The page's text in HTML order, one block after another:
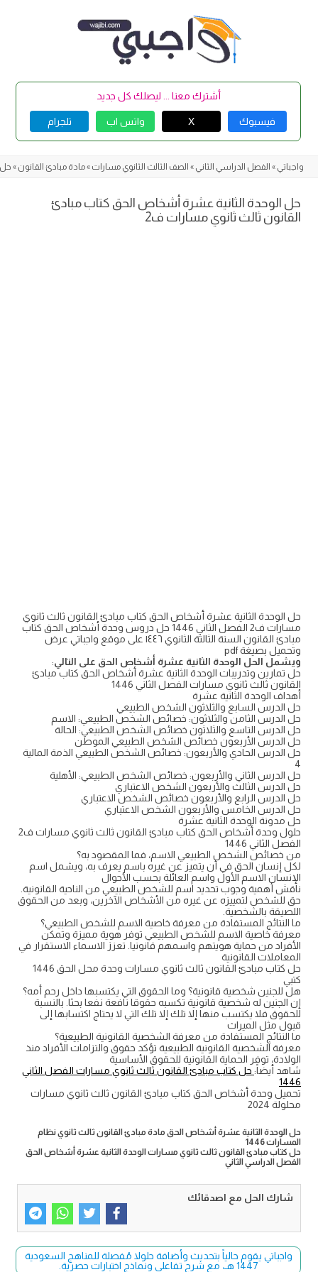
أشترك معنا ... ليصلك كل جديد
فيسبوك X واتس اب تلجرام
واجباتي » الفصل الدراسي الثاني » الصف الثالث الثانوي مسارات »مادة مبادئ القانون » حل
حل الوحدة الثانية عشرة أشخاص الحق كتاب مبادئ
القانون ثالث ثانوي مسارات ف2
حل الوحدة الثانية عشرة أشخاص الحق كتاب مبادئ القانون ثالث ثانوي
مسارات ف2 الفصل الثاني 1446 حل دروس وحدة أشخاص الحق كتاب
مبادئ القانون السنة الثالثة الثانوي ١٤٤٦ على موقع واجباتي عرض
وتحميل بصيغة pdf
ويشمل الحل الوحدة الثانية عشرة أشخاص الحق على التالي:
حل تمارين وتدريبات الوحدة الثانية عشرة أشخاص الحق كتاب مبادئ
القانون ثالث ثانوي مسارات الفصل الثاني 1446
أهداف الوحدة الثانية عشرة
حل الدرس السابع والثلاثون الشخص الطبيعي
حل الدرس الثامن والثلاثون: خصائص الشخص الطبيعي: الاسم
حل الدرس التاسع والثلاثون خصائص الشخص الطبيعي: الحالة
حل الدرس الأربعون خصائص الشخص الطبيعي الموطن
حل الدرس الحادي والأربعون: خصائص الشخص الطبيعي الذمة المالية
4
حل الدرس الثاني والأربعون: خصائص الشخص الطبيعي: الأهلية
حل الدرس الثالث والأربعون الشخص الاعتباري
حل الدرس الرابع والأربعون خصائص الشخص الاعتباري
حل الدرس الخامس والأربعون الشخص الاعتباري
حل مدونة الوحدة الثانية عشرة
حلول وحدة أشخاص الحق كتاب مبادئ القانون ثالث ثانوي مسارات ف2
الفصل الثاني 1446
من خصائص الشخص الطبيعي الاسم، فما المقصود به؟
لكل إنسان الحق في أن يتميز عن غيره باسم يعرف به، ويشمل اسم
الإنسان الاسم الأول واسم العائلة بحسب الأحوال
ناقش أهمية وجوب تحديد اسم للشخص الطبيعي من الناحية القانونية.
حق للشخص لتمييزه عن غيره من الأشخاص الآخرين، وبعد من الحقوق
اللصيقة بالشخصية.
ما النتائج المستفادة من معرفة خاصية الاسم للشخص الطبيعي؟
معرفة خاصية الاسم للشخص الطبيعي توفر هوية مميزة وتمكن
الأفراد من حماية هويتهم واسمهم قانونيا. تعزز الاسماء الاستقرار في
المعاملات القانونية
حل كتاب مبادئ القانون ثالث ثانوي مسارات وحدة محل الحق 1446
كتبي
هل للجنين شخصية قانونية؟ وما الحقوق التي يكتسبها داخل رحم أمه؟
إن الجنين له شخصية قانونية تكسبه حقوقا نافعة نفعا بحثا. بالنسبة
للحقوق فلا يكتسب منها إلا تلك إلا تلك التي لا يحتاج اكتسابها إلى
قبول مثل الميراث
ما النتائج المستفادة من معرفة الشخصية القانونية الطبيعية؟
معرفة الشخصية القانونية الطبيعية تؤكد حقوق والتزامات الأفراد منذ
الولادة، توفر الحماية القانونية للحقوق الأساسية
شاهد أيضاً: حل كتاب مبادئ القانون ثالث ثانوي مسارات الفصل الثاني
1446
تحميل وحدة أشخاص الحق كتاب مبادئ القانون ثالث ثانوي مسارات
محلولة 2024
حل الوحدة الثانية عشرة أشخاص الحق مادة مبادئ القانون ثالث ثانوي نظام
المسارات 1446
حل كتاب مبادئ القانون ثالث ثانوي مسارات الوحدة الثانية عشرة أشخاص الحق
الفصل الدراسي الثاني
شارك الحل مع اصدقائك
واجباتي يقوم حالياً بتحديث وأضافة حلولا مُفصلة للمناهج السعودية
1447 هـ، مع شرح تفاعلي ونماذج اختبارات حصرية.